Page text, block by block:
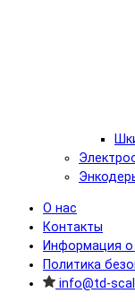
О нас
Контакты
Информация о
Политика
info@td-